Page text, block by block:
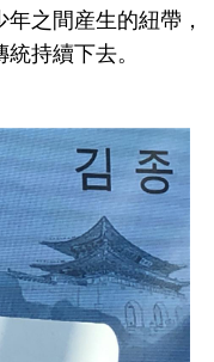
之間産生的紐帶，
持續下去。